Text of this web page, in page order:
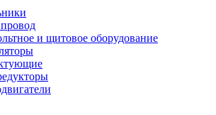
и щитовое оборудование